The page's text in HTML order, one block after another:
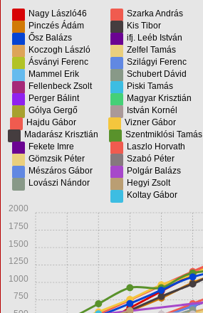
Nagy László46 Szarka András
Pinczés Ádám
Kis Tibor
Ősz Balázs
ifj. Leéb István
Koczogh László
Zelfel Tamás
Ásványi Ferenc
Szilágyi Ferenc
Mammel Erik
Schubert Dávid
Fellenbeck Zsolt
Piski Tamás
Perger Bálint
Magyar Krisztián
Gólya Gergő
István Kornél
Hajdu Gábor
Vizner Gábor
Madarász Krisztián
Szentmiklósi Tamás
Fekete Imre
Laszlo Horvath
Gömzsik Péter
Szabó Péter
Mészáros Gábor
Polgár Balázs
Lovászi Nándor
Hegyi Zsolt
Koltay Gábor
750
1000
1250
1500
1750
2000